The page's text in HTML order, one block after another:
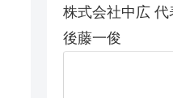
株式会社中広
後藤一俊